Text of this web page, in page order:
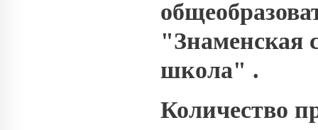
"Знаменская
школа" .
Количество